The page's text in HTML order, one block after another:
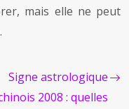
mais elle ne peut
Signe astrologique
2008 : quelles